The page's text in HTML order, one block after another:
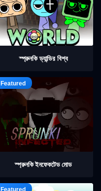
স্প্রুনকি ড্যান্ডির বিশ্ব
স্প্রুনকি ইনফেকটেড মোড